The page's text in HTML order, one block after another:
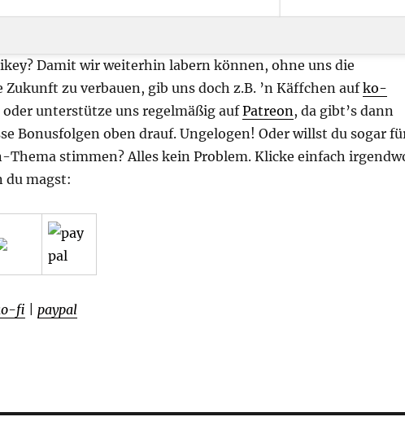
Damit wir weiterhin labern können, ohne uns die
zu verbauen, gib uns doch z.B. ’n Käffchen aufko-
oder unterstütze uns regelmäßig aufPatreon , da gibt’s dann
Bonusfolgen oben drauf. Ungelogen! Oder willst du sogar
Thema stimmen? Alles kein Problem. Klicke einfach
du magst:
fi paypal